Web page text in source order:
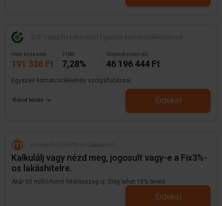
Havi törlesztő:
191 336 Ft
THM:
7,28%
Visszafizetendő:
46 196 444 Ft
Egyszeri kamatcsökkentés szolgáltatással
Rövid leírás Érdekel
Kalkulálj vagy nézd meg, jogosult vagy-e a Fix3%-
os lakáshitelre.
Akár 50 millió forint hitelösszeg is. Elég lehet 10% önerő.
Érdekel